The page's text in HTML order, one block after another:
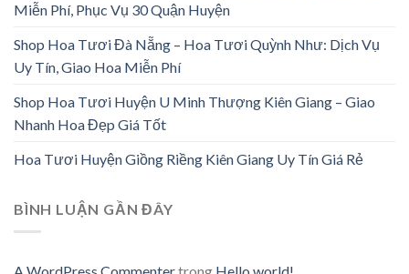
Miễn Phí, Phục Vụ 30 Quận Huyện
Shop Hoa Tươi Đà Nẵng – Hoa Tươi Quỳnh Như: Dịch Vụ
Uy Tín, Giao Hoa Miễn Phí
Shop Hoa Tươi Huyện U Minh Thượng Kiên Giang – Giao
Nhanh Hoa Đẹp Giá Tốt
Hoa Tươi Huyện Giồng Riềng Kiên Giang Uy Tín Giá Rẻ
BÌNH LUẬN GẦN ĐÂY
A WordPress Commentertrong Hello world!